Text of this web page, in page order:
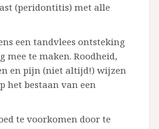
(peridontitis) met alle
een tandvlees ontsteking
mee te maken. Roodheid,
en pijn (niet altijd!) wijzen
het bestaan van een
te voorkomen door te